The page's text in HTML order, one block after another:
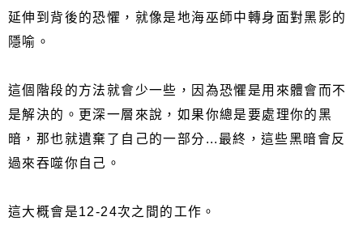
延伸到背後的恐懼，就像是地海巫師中轉身面對黑影的
隱喻。
這個階段的方法就會少一些，因為恐懼是用來體會而不
是解決的。更深一層來說，如果你總是要處理你的黑
暗，那也就遺棄了自己的一部分...最終，這些黑暗會反
過來吞噬你自己。
這大概會是12-24次之間的工作。